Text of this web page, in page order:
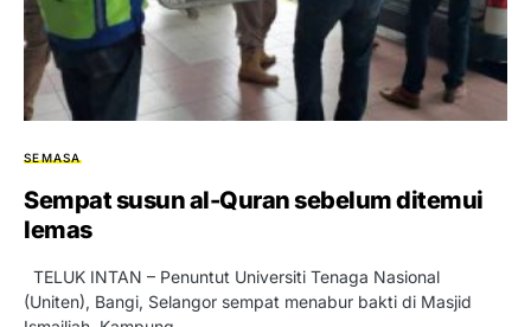
SEMASA
Sempat susun al-Quran sebelum ditemui
lemas
TELUK INTAN – Penuntut Universiti Tenaga Nasional
(Uniten), Bangi, Selangor sempat menabur bakti di Masjid